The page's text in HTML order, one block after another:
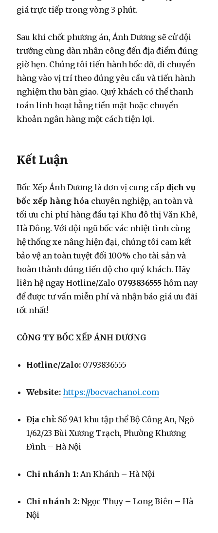
giá trực tiếp trong vòng 3 phút.
Sau khi chốt phương án, Ánh Dương sẽ cử đội
trưởng cùng dàn nhân công đến địa điểm đúng
giờ hẹn. Chúng tôi tiến hành bốc dỡ, di chuyển
hàng vào vị trí theo đúng yêu cầu và tiến hành
nghiệm thu bàn giao. Quý khách có thể thanh
toán linh hoạt bằng tiền mặt hoặc chuyển
khoản ngân hàng một cách tiện lợi.
Kết Luận
Bốc Xếp Ánh Dương là đơn vị cung cấp dịch vụ
bốc xếp hàng hóa chuyên nghiệp, an toàn và
tối ưu chi phí hàng đầu tại Khu đô thị Văn Khê,
Hà Đông. Với đội ngũ bốc vác nhiệt tình cùng
hệ thống xe nâng hiện đại, chúng tôi cam kết
bảo vệ an toàn tuyệt đối 100% cho tài sản và
hoàn thành đúng tiến độ cho quý khách. Hãy
liên hệ ngay Hotline/Zalo 0793836555 hôm nay
để được tư vấn miễn phí và nhận báo giá ưu đãi
tốt nhất!
CÔNG TY BỐC XẾP ÁNH DƯƠNG
Hotline/Zalo: 0793836555
Website: https://bocvachanoi.com
Địa chỉ: Số 9A1 khu tập thể Bộ Công An, Ngõ
1/62/23 Bùi Xương Trạch, Phường Khương
Đình – Hà Nội
Chi nhánh 1: An Khánh – Hà Nội
Chi nhánh 2: Ngọc Thụy – Long Biên – Hà
Nội